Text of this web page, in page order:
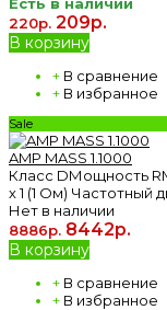
220р. 209р.
В корзину
+ В сравнение
+ В избранное
Sale
AMP MASS 1.1000
Класс DМощность
х 1 (1 Ом) Частотный
Нет в наличии
8886р. 8442р.
В корзину
+ В сравнение
+ В избранное